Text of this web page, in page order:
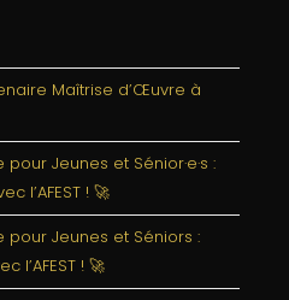
Maîtrise d’Œuvre à
Jeunes et Sénior·e·s :
l’AFEST ! 🚀
pour Jeunes et Séniors :
l’AFEST ! 🚀